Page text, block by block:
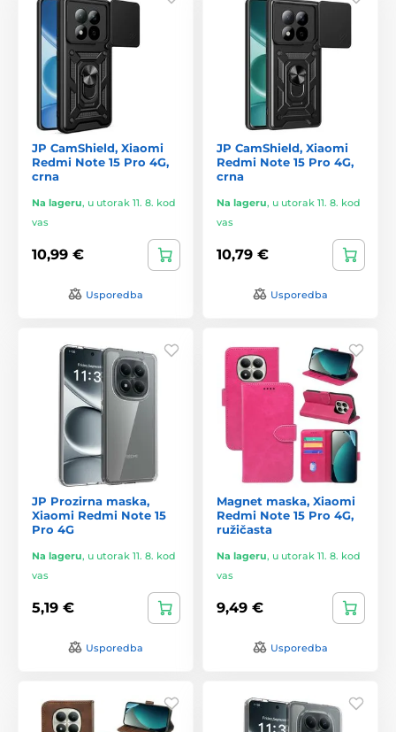
JP CamShield, Xiaomi
Redmi Note 15 Pro 4G,
crna
Na lageru, u utorak 11. 8. kod
vas
10,99 €
Usporedba
JP CamShield, Xiaomi
Redmi Note 15 Pro 4G,
crna
Na lageru, u utorak 11. 8. kod
vas
10,79 €
Usporedba
JP Prozirna maska,
Xiaomi Redmi Note 15
Pro 4G
Na lageru, u utorak 11. 8. kod
vas
5,19 €
Usporedba
Magnet maska, Xiaomi
Redmi Note 15 Pro 4G,
ružičasta
Na lageru, u utorak 11. 8. kod
vas
9,49 €
Usporedba